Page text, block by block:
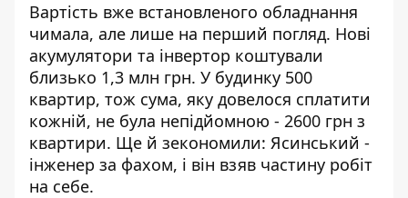
Вартість вже встановленого обладнання
чимала, але лише на перший погляд. Нові
акумулятори та інвертор коштували
близько 1,3 млн грн. У будинку 500
квартир, тож сума, яку довелося сплатити
кожній, не була непідйомною - 2600 грн з
квартири. Ще й зекономили: Ясинський -
інженер за фахом, і він взяв частину робіт
на себе.